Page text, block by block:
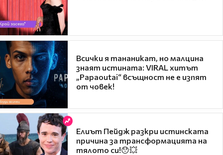
Всички я тананикат, но малцина
знаят истината: VIRAL хитът
„Papaoutai“ всъщност не е изпят
от човек!
Елиът Пейдж разкри истинската
причина за трансформацията на
тялото си!😯💥